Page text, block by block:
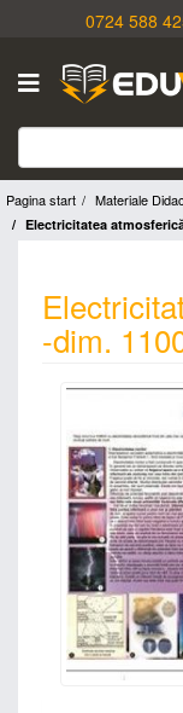
0724 588
Pagina start Materiale
Electricitatea
-dim.